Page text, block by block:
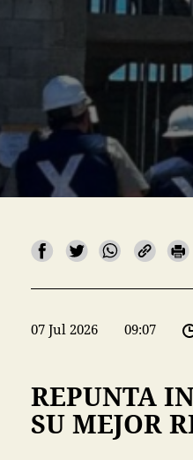
07 Jul 2026 09:07
REPUNTA
SU MEJOR